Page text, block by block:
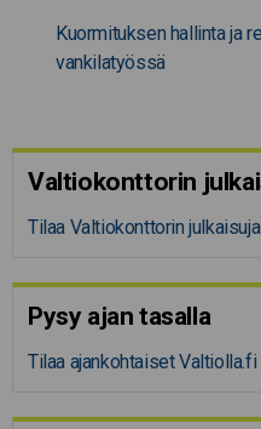
Kuormituksen hallinta ja
vankilatyössä
Valtiokonttorin
Tilaa Valtiokonttorin julkaisuja
Pysy ajan tasalla
Tilaa ajankohtaiset